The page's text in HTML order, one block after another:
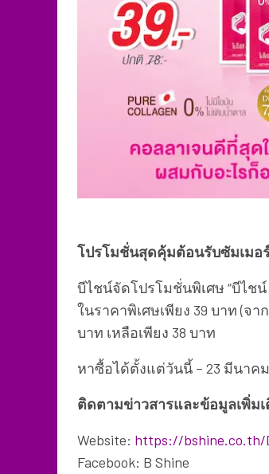
โปรโมชั่นสุดคุ้มต้อนรับซัมเมอ
บีไชน์จัดโปรโมชั่นพิเศษ “บีไชน์
ในราคาพิเศษเพียง 39 บาท (จ
บาท เหลือเพียง 38 บาท
หาซื้อได้ตั้งแต่วันนี้ – 23 มีนาค
ติดตามข่าวสารและข้อมูลเพิ่ม
Website: https://bshine.co.th/
Facebook: B Shine